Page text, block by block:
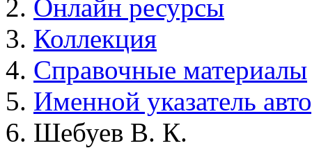
Онлайн ресурсы
Коллекция
Справочные материалы
Именной указатель
Шебуев В. К.